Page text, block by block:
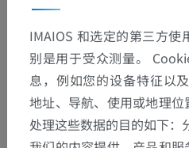
IMAIOS 和选定的第三方
别是用于受众测量。
息，例如您的设备特征以
地址、导航、使用或地理位
处理这些数据的目的如下